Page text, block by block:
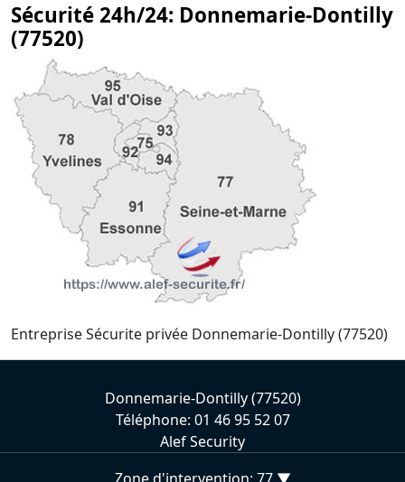
Sécurité 24h/24: Donnemarie-Dontilly
(77520)
Entreprise Sécurite privée Donnemarie-Dontilly (77520)
Donnemarie-Dontilly (77520)
Téléphone: 01 46 95 52 07
Alef Security